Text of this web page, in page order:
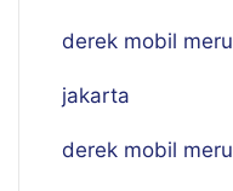
derek mobil
jakarta
derek mobil